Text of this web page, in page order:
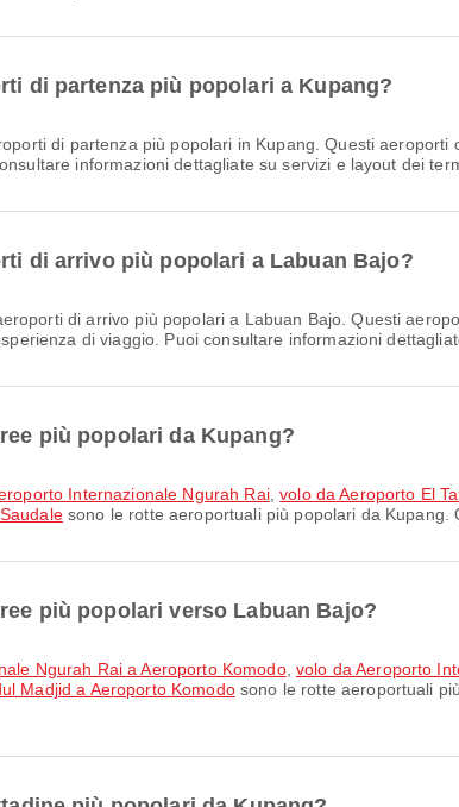
di partenza più popolari a Kupang?
di partenza più popolari in Kupang. Questi
informazioni dettagliate su servizi e layout dei
di arrivo più popolari a Labuan Bajo?
di arrivo più popolari a Labuan Bajo. Questi
di viaggio. Puoi consultare informazioni
più popolari da Kupang?
Internazionale Ngurah Rai,volo da Aeroporto El
sono le rotte aeroportuali più popolari da Kupang.
più popolari verso Labuan Bajo?
Ngurah Rai a Aeroporto Komodo, volo da Aeroporto
Madjid a Aeroporto Komodosono le rotte aeroportuali